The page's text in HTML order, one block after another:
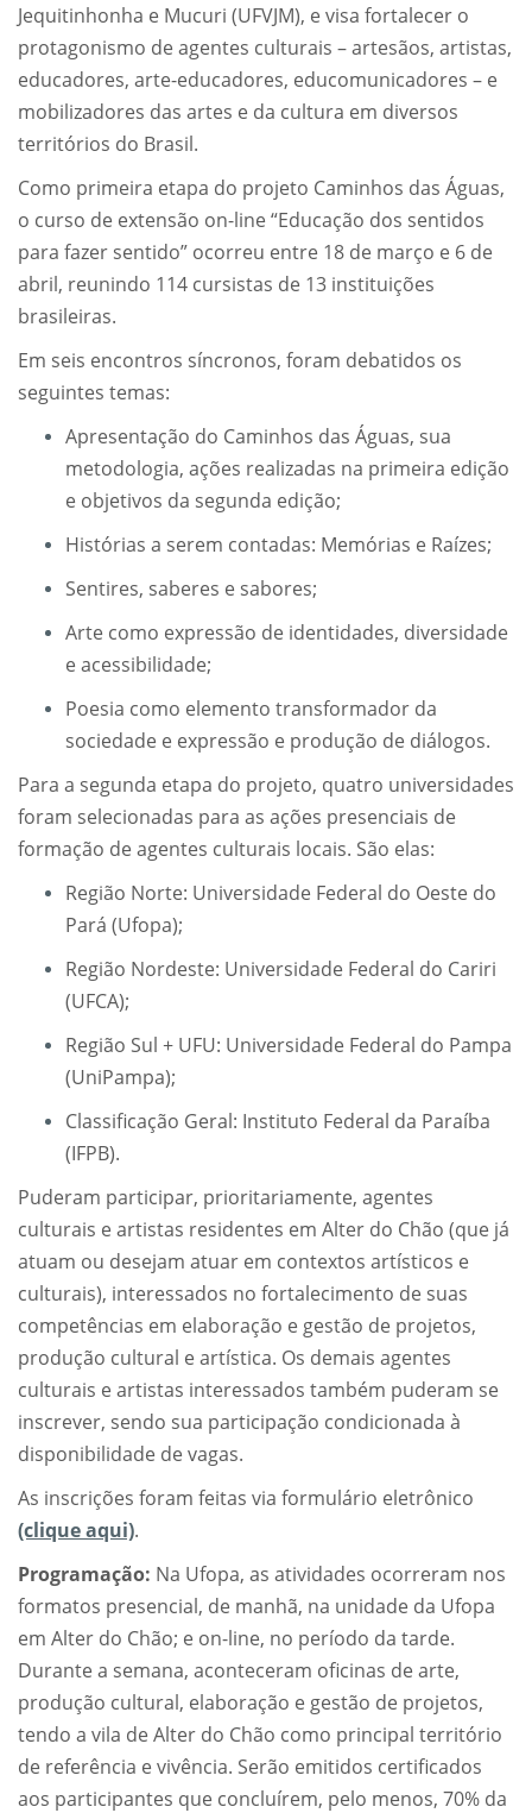
Jequitinhonha e Mucuri (UFVJM), e visa fortalecer o
protagonismo de agentes culturais – artesãos, artistas,
educadores, arte-educadores, educomunicadores – e
mobilizadores das artes e da cultura em diversos
territórios do Brasil.
Como primeira etapa do projeto Caminhos das Águas,
o curso de extensão on-line “Educação dos sentidos
para fazer sentido” ocorreu entre 18 de março e 6 de
abril, reunindo 114 cursistas de 13 instituições
brasileiras.
Em seis encontros síncronos, foram debatidos os
seguintes temas:
Apresentação do Caminhos das Águas, sua
metodologia, ações realizadas na primeira edição
e objetivos da segunda edição;
Histórias a serem contadas: Memórias e Raízes;
Sentires, saberes e sabores;
Arte como expressão de identidades, diversidade
e acessibilidade;
Poesia como elemento transformador da
sociedade e expressão e produção de diálogos.
Para a segunda etapa do projeto, quatro universidades
foram selecionadas para as ações presenciais de
formação de agentes culturais locais. São elas:
Região Norte: Universidade Federal do Oeste do
Pará (Ufopa);
Região Nordeste: Universidade Federal do Cariri
(UFCA);
Região Sul + UFU: Universidade Federal do Pampa
(UniPampa);
Classificação Geral: Instituto Federal da Paraíba
(IFPB).
Puderam participar, prioritariamente, agentes
culturais e artistas residentes em Alter do Chão (que já
atuam ou desejam atuar em contextos artísticos e
culturais), interessados no fortalecimento de suas
competências em elaboração e gestão de projetos,
produção cultural e artística. Os demais agentes
culturais e artistas interessados também puderam se
inscrever, sendo sua participação condicionada à
disponibilidade de vagas.
As inscrições foram feitas via formulário eletrônico
(clique aqui).
Programação: Na Ufopa, as atividades ocorreram nos
formatos presencial, de manhã, na unidade da Ufopa
em Alter do Chão; e on-line, no período da tarde.
Durante a semana, aconteceram oficinas de arte,
produção cultural, elaboração e gestão de projetos,
tendo a vila de Alter do Chão como principal território
de referência e vivência. Serão emitidos certificados
aos participantes que concluírem, pelo menos, 70% da